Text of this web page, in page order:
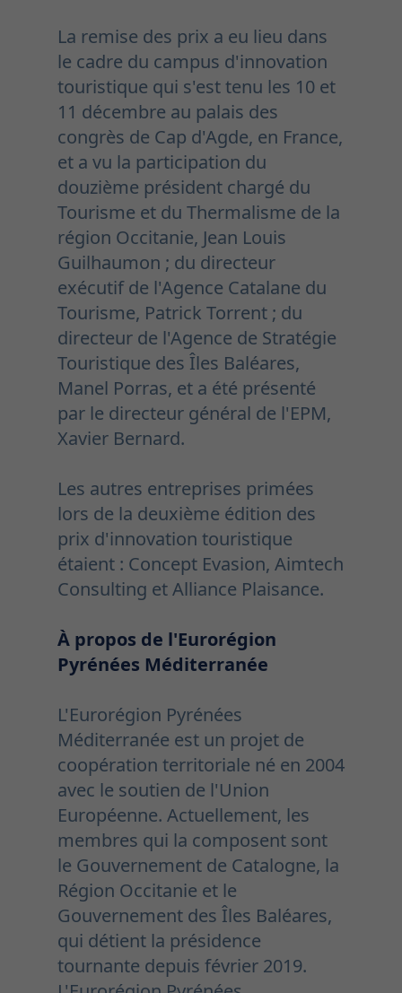
La remise des prix a eu lieu dans
le cadre du campus d'innovation
touristique qui s'est tenu les 10 et
11 décembre au palais des
congrès de Cap d'Agde, en France,
et a vu la participation du
douzième président chargé du
Tourisme et du Thermalisme de la
région Occitanie, Jean Louis
Guilhaumon ; du directeur
exécutif de l'Agence Catalane du
Tourisme, Patrick Torrent ; du
directeur de l'Agence de Stratégie
Touristique des Îles Baléares,
Manel Porras, et a été présenté
par le directeur général de l'EPM,
Xavier Bernard.
Les autres entreprises primées
lors de la deuxième édition des
prix d'innovation touristique
étaient : Concept Evasion, Aimtech
Consulting et Alliance Plaisance.
À propos de l'Eurorégion
Pyrénées Méditerranée
L'Eurorégion Pyrénées
Méditerranée est un projet de
coopération territoriale né en 2004
avec le soutien de l'Union
Européenne. Actuellement, les
membres qui la composent sont
le Gouvernement de Catalogne, la
Région Occitanie et le
Gouvernement des Îles Baléares,
qui détient la présidence
tournante depuis février 2019.